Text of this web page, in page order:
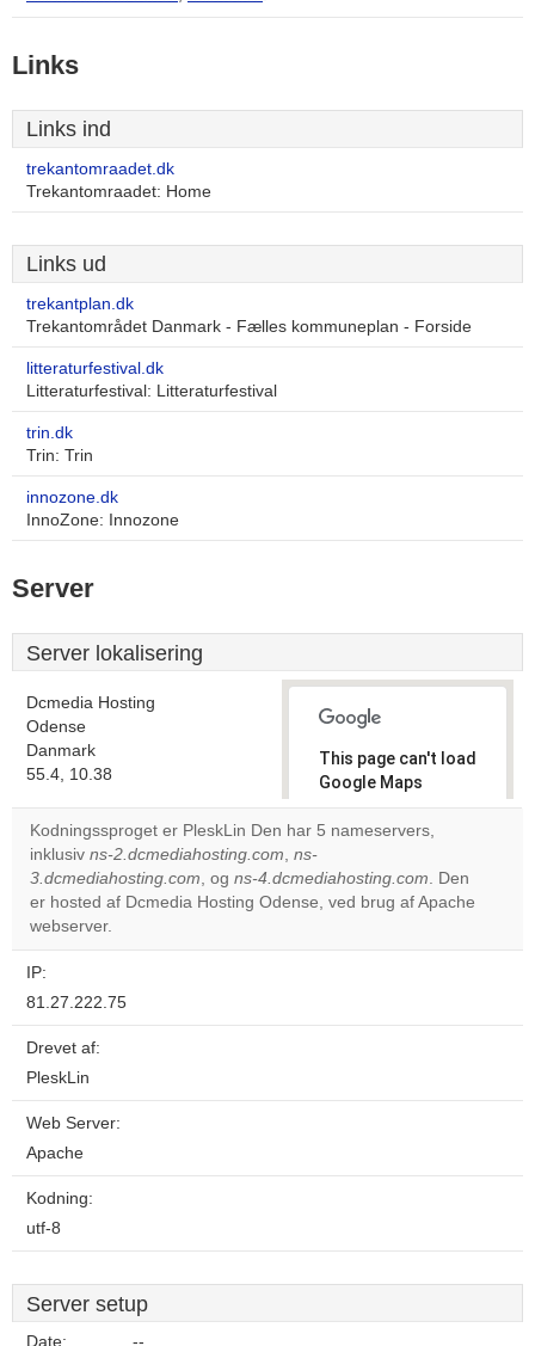
Links
Links ind
trekantomraadet.dk
Trekantomraadet: Home
Links ud
trekantplan.dk
Trekantområdet Danmark - Fælles kommuneplan - Forside
litteraturfestival.dk
Litteraturfestival: Litteraturfestival
trin.dk
Trin: Trin
innozone.dk
InnoZone: Innozone
Server
Server lokalisering
Dcmedia Hosting
Odense
Danmark
55.4, 10.38
This page can't load
Google Maps
correctly.
own this
website?
OK
Kodningssproget er PleskLin Den har 5 nameservers,
inklusiv ns-2.dcmediahosting.com, ns-
3.dcmediahosting.com, og ns-4.dcmediahosting.com. Den
er hosted af Dcmedia Hosting Odense, ved brug af Apache
webserver.
IP:
81.27.222.75
Drevet af:
PleskLin
Web Server:
Apache
Kodning:
utf-8
Server setup
Date: --